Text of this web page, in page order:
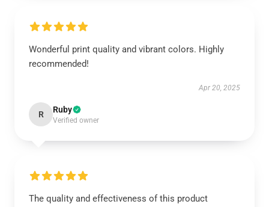
Wonderful print quality and vibrant colors. Highly
recommended!
Apr 20, 2025
R Ruby
Verified owner
The quality and effectiveness of this product